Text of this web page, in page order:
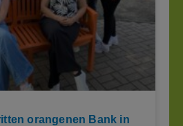
orangenen Bank in